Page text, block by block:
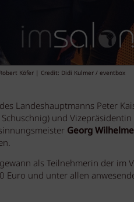
Köfer | Credit: Didi Kulmer / eventbox
Landeshauptmanns Peter
und
Georg
als Teilnehmerin der im
Euro und unter allen